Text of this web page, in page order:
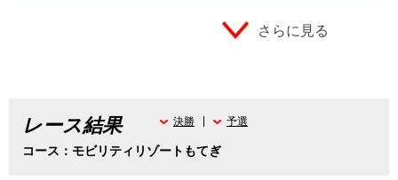
さらに見る
レース結果
コース：モビリティリゾートもてぎ
決勝 予選